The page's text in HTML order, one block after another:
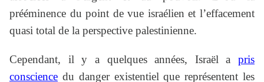
prééminence du point de vue israélien et l’effacement
quasi total de la perspective palestinienne.
Cependant, il y a quelques années, Israël a pris
conscience du danger existentiel que représentent les